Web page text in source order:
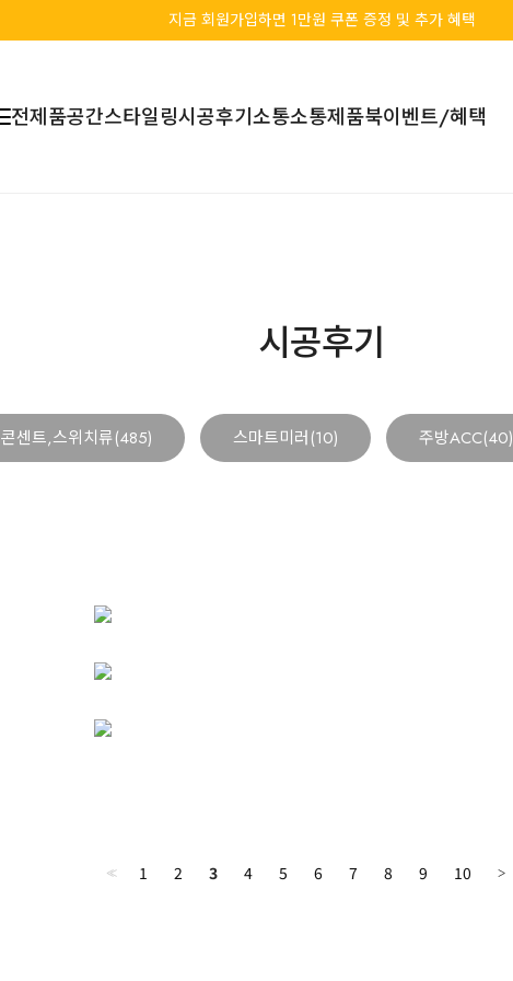
지금 회원가입하면 1만원 쿠폰 증정 및 추가 혜택
전제품공간스타일링시공후기소통소통제품북이벤트/혜택
시공후기
콘센트,스위치류(485) 스마트미러(10) 주방ACC(40)
<< 1 2 3 4 5 6 7 8 9 10 >